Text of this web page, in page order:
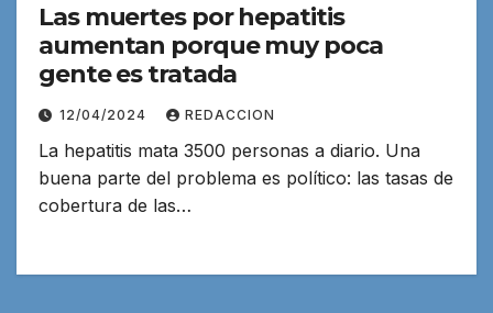
Las muertes por hepatitis
aumentan porque muy poca
gente es tratada
12/04/2024 REDACCION
La hepatitis mata 3500 personas a diario. Una
buena parte del problema es político: las tasas de
cobertura de las…